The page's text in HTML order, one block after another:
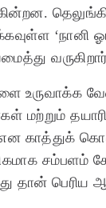
உருவாக்க
மற்றும்
காத்துக்
சம்பளம்
தான் பெரிய